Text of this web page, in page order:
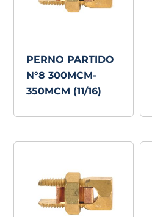
PERNO PARTIDO
N°8 300MCM-
350MCM (11/16)